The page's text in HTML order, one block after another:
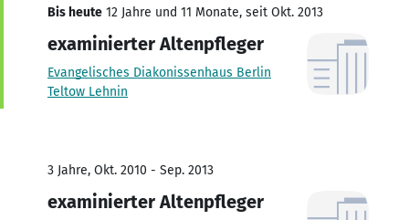
Bis heute 12 Jahre und 11 Monate, seit Okt. 2013
examinierter Altenpfleger
Evangelisches Diakonissenhaus Berlin
Teltow Lehnin
3 Jahre, Okt. 2010 - Sep. 2013
examinierter Altenpfleger